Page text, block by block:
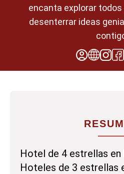
encanta explorar
desenterrar ideas
Hotel de 4 estrellas en
Hoteles de 3 estrellas